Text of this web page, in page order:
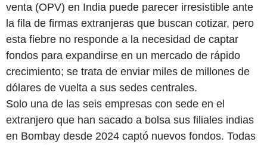
venta (OPV) en India puede parecer irresistible ante
la fila de firmas extranjeras que buscan cotizar, pero
esta fiebre no responde a la necesidad de captar
fondos para expandirse en un mercado de rápido
crecimiento; se trata de enviar miles de millones de
dólares de vuelta a sus sedes centrales.
Solo una de las seis empresas con sede en el
extranjero que han sacado a bolsa sus filiales indias
en Bombay desde 2024 captó nuevos fondos. Todas